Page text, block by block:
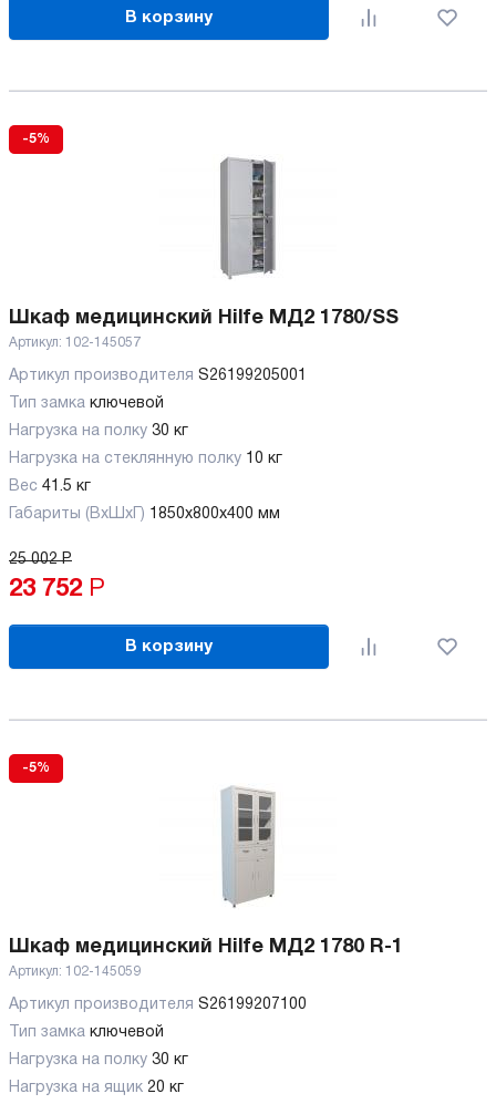
В корзину
-5%
Шкаф медицинский Hilfe МД2 1780/SS
Артикул: 102-145057
Артикул производителя S26199205001
Тип замка ключевой
Нагрузка на полку 30 кг
Нагрузка на стеклянную полку 10 кг
Вес 41.5 кг
Габариты (ВхШхГ) 1850x800x400 мм
25 002 Р
23 752 Р
В корзину
-5%
Шкаф медицинский Hilfe МД2 1780 R-1
Артикул: 102-145059
Артикул производителя S26199207100
Тип замка ключевой
Нагрузка на полку 30 кг
Нагрузка на ящик 20 кг